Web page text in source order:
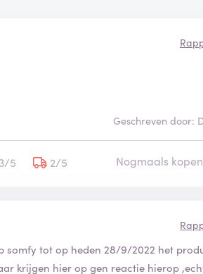
Geschreven door:
3/5 2/5 Nogmaals
somfy tot op heden 28/9/2022 het
krijgen hier op gen reactie hierop